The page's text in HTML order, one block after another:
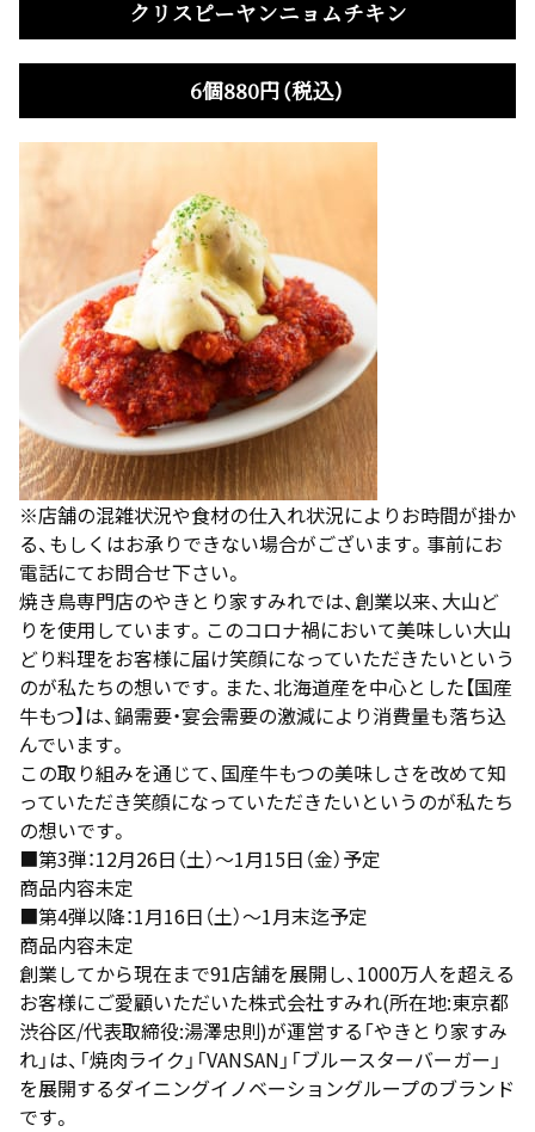
クリスピーヤンニョムチキン
6個880円（税込）
※店舗の混雑状況や食材の仕入れ状況によりお時間が掛か
る、もしくはお承りできない場合がございます。事前にお
電話にてお問合せ下さい。
焼き鳥専門店のやきとり家すみれでは、創業以来、大山ど
りを使用しています。このコロナ禍において美味しい大山
どり料理をお客様に届け笑顔になっていただきたいという
のが私たちの想いです。また、北海道産を中心とした【国産
牛もつ】は、鍋需要・宴会需要の激減により消費量も落ち込
んでいます。
この取り組みを通じて、国産牛もつの美味しさを改めて知
っていただき笑顔になっていただきたいというのが私たち
の想いです。
■第3弾：12月26日（土）～1月15日（金）予定
商品内容未定
■第4弾以降：1月16日（土）～1月末迄予定
商品内容未定
創業してから現在まで91店舗を展開し、1000万人を超える
お客様にご愛顧いただいた株式会社すみれ(所在地:東京都
渋谷区/代表取締役:湯澤忠則)が運営する「やきとり家すみ
れ」は、「焼肉ライク」「VANSAN」「ブルースターバーガー」
を展開するダイニングイノベーショングループのブランド
です。